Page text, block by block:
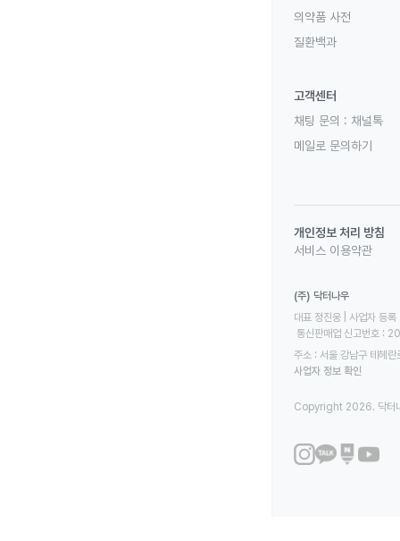
의약품 사전
질환백과
고객센터
채팅 문의 : 채널톡
메일로 문의하기
개인정보 처리 방침
서비스 이용약관
(주) 닥터나우
대표 정진웅 | 사업자
통신판매업 신고번호
주소 : 서울 강남구 테헤
사업자 정보 확인
Copyright 2026. 닥터